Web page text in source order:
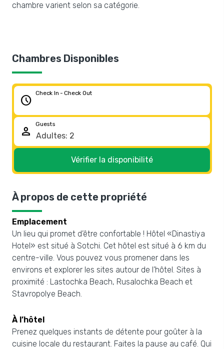
chambre varient selon sa catégorie.
Chambres Disponibles
schedule
Check In - Check Out
person
Guests
Vérifier la disponibilité
À propos de cette propriété
Emplacement
Un lieu qui promet d’être confortable ! Hôtel «Dinastiya
Hotel» est situé à Sotchi. Cet hôtel est situé à 6 km du
centre-ville. Vous pouvez vous promener dans les
environs et explorer les sites autour de l’hôtel. Sites à
proximité : Lastochka Beach, Rusalochka Beach et
Stavropolye Beach.
À l’hôtel
Prenez quelques instants de détente pour goûter à la
cuisine locale du restaurant. Faites la pause au café. Qui